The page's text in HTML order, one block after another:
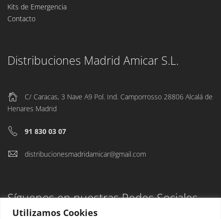
Utilizamos Cookies
Kits de Emergencia
Contacto
Distribuciones Madrid Amicar S.L.
C/ Caracas, 3 Nave A9 Pol. Ind. Camporrosso 28806 Alcalá de
Henares Madrid
91 830 03 07
distribucionesmadridamicar@gmail.com
Síguenos en nuestras Redes Sociales